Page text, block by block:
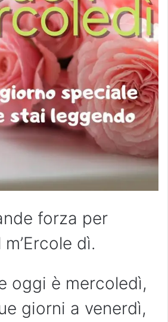
forza per
dì.
oggi è mercoledì,
giorni a venerdì,